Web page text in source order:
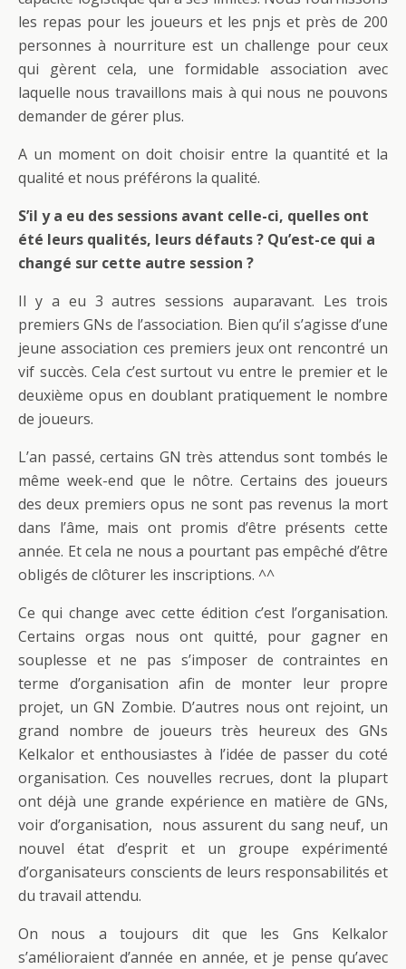
les repas pour les joueurs et les pnjs et près de 200
personnes à nourriture est un challenge pour ceux
qui gèrent cela, une formidable association avec
laquelle nous travaillons mais à qui nous ne pouvons
demander de gérer plus.
A un moment on doit choisir entre la quantité et la
qualité et nous préférons la qualité.
S’il y a eu des sessions avant celle-ci, quelles ont
été leurs qualités, leurs défauts ? Qu’est-ce qui a
changé sur cette autre session ?
Il y a eu 3 autres sessions auparavant. Les trois
premiers GNs de l’association. Bien qu’il s’agisse d’une
jeune association ces premiers jeux ont rencontré un
vif succès. Cela c’est surtout vu entre le premier et le
deuxième opus en doublant pratiquement le nombre
de joueurs.
L’an passé, certains GN très attendus sont tombés le
même week-end que le nôtre. Certains des joueurs
des deux premiers opus ne sont pas revenus la mort
dans l’âme, mais ont promis d’être présents cette
année. Et cela ne nous a pourtant pas empêché d’être
obligés de clôturer les inscriptions. ^^
Ce qui change avec cette édition c’est l’organisation.
Certains orgas nous ont quitté, pour gagner en
souplesse et ne pas s’imposer de contraintes en
terme d’organisation afin de monter leur propre
projet, un GN Zombie. D’autres nous ont rejoint, un
grand nombre de joueurs très heureux des GNs
Kelkalor et enthousiastes à l’idée de passer du coté
organisation. Ces nouvelles recrues, dont la plupart
ont déjà une grande expérience en matière de GNs,
voir d’organisation, nous assurent du sang neuf, un
nouvel état d’esprit et un groupe expérimenté
d’organisateurs conscients de leurs responsabilités et
du travail attendu.
On nous a toujours dit que les Gns Kelkalor
s’amélioraient d’année en année, et je pense qu’avec